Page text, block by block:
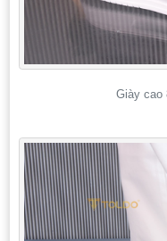
Giày cao